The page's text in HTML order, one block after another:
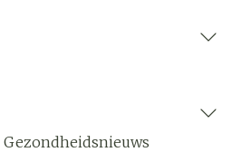
Gezondheidsnieuws